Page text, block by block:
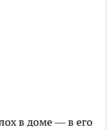
в доме — в его